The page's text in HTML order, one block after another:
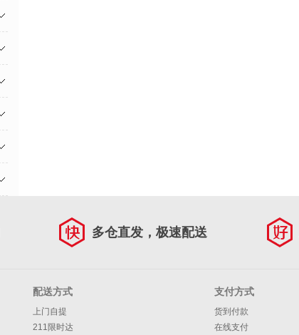
多仓直发，极速配送
配送方式
上门自提
211限时达
支付方式
货到付款
在线支付